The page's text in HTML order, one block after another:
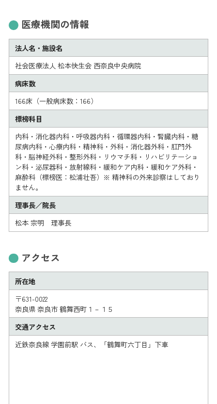
医療機関の情報
法人名・施設名
社会医療法人 松本快生会 西奈良中央病院
病床数
166床（一般病床数：166）
標榜科目
内科・消化器内科・呼吸器内科・循環器内科・腎臓内科・糖
尿病内科・心療内科・精神科・外科・消化器外科・肛門外
科・脳神経外科・整形外科・リウマチ科・リハビリテーショ
ン科・泌尿器科・放射線科・緩和ケア内科・緩和ケア外科・
麻酔科（標榜医：松浦壮吾）※ 精神科の外来診察はしており
ません。
理事長／院長
松本 宗明 理事長
アクセス
所在地
〒631-0022
奈良県 奈良市 鶴舞西町１－１５
交通アクセス
近鉄奈良線 学園前駅 バス、「鶴舞町六丁目」下車